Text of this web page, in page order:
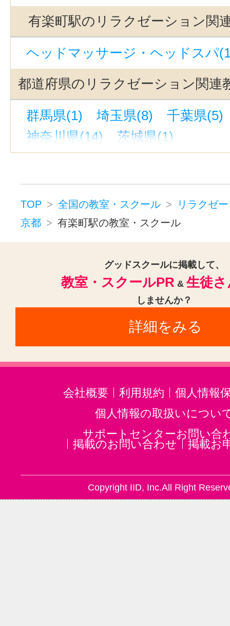
麻布十番駅(3)
御徒町駅(3)
新御茶ノ水駅(2)
小川町駅(東京
赤羽岩淵駅(2)
青山一丁目駅(2)
飯田橋駅(2)
渋谷駅(2)
上野御
新宿三丁目駅(2)
京橋駅(東京)(2)
御茶ノ水駅(2)
湯島駅(東京)(2)
宝町駅(東京)(2)
中目黒駅(2)
三鷹駅(1)
六本木駅(1)
北千住
京成上野駅(1)
西永福駅(1)
新富町駅(東京)(1)
新宿西口駅(1)
赤羽駅(1)
新高円寺駅(1)
平和
中野坂上駅(1)
広尾駅(1)
上野
浜田山駅(1)
築地市場駅(1)
戸
南阿佐ケ谷駅(1)
八丁堀駅(東京
立川駅(1)
有楽町駅のリラクゼーション関
ヘッドマッサージ・ヘッドスパ
都道府県のリラクゼーション関連
群馬県(1) 埼玉県(8)
千葉県(5)
神奈川県(14)
茨城県(1)
TOP 全国の教室・スクール
リラクゼ
京都
有楽町駅の教室・スクール
グッドスクールに掲載して、
教室・スクールPR & 生徒
しませんか？
詳細をみる
会社概要 利用規約
個人情報
個人情報の取扱いについ
サポートセンターお問い合
掲載のお問い合わせ
掲載お
Copyright IID, Inc.All Right